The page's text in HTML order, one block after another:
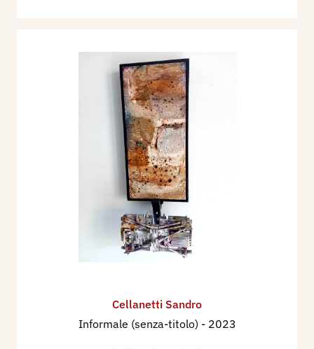
Cellanetti Sandro
Informale (senza-titolo) - 2023